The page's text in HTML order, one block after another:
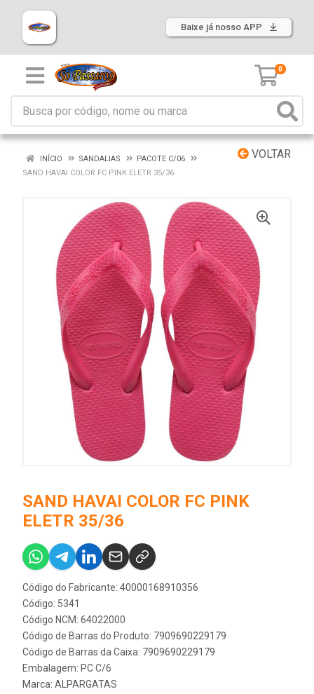
Baixe já nosso APP
0
VOLTAR
INÍCIO SANDALIAS
PACOTE C/06
SAND HAVAI COLOR FC PINK ELETR 35/36
SAND HAVAI COLOR FC PINK
ELETR 35/36
Código do Fabricante: 40000168910356
Código: 5341
Código NCM: 64022000
Código de Barras do Produto: 7909690229179
Código de Barras da Caixa: 7909690229179
Embalagem: PC C/6
Marca: ALPARGATAS